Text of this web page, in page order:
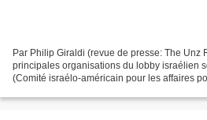
Par Philip Giraldi (revue de presse: The Unz
principales organisations du lobby israélien
(Comité israélo-américain pour les affaires